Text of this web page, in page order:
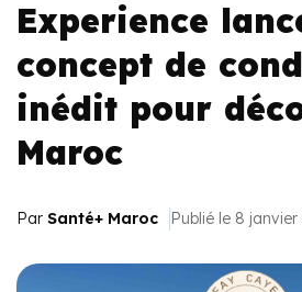
Experience
concept de
inédit pour
Maroc
Par Santé+ Maroc Publié le 8